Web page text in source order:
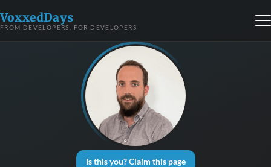
VoxxedDays
FROM DEVELOPERS, FOR DEVELOPERS
Is this you? Claim this page